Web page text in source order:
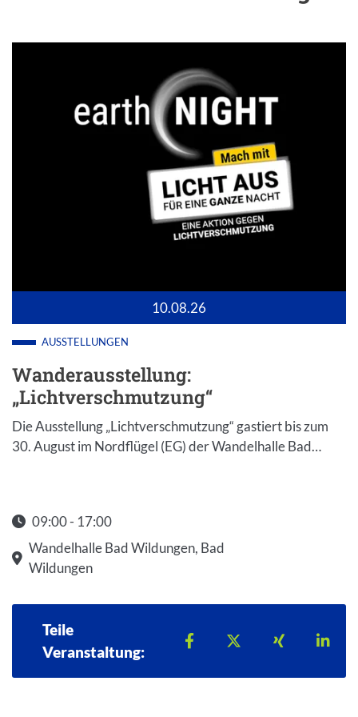
10.08.26
AUSSTELLUNGEN
Wanderausstellung:
„Lichtverschmutzung“
Die Ausstellung „Lichtverschmutzung“ gastiert bis zum
30. August im Nordflügel (EG) der Wandelhalle Bad…
09:00 - 17:00
Startzeit: 09:00
Wandelhalle Bad Wildungen, Bad
Wildungen
Teile
Veranstaltung:
Teilen auf Facebook
Teilen auf X
Teilen auf